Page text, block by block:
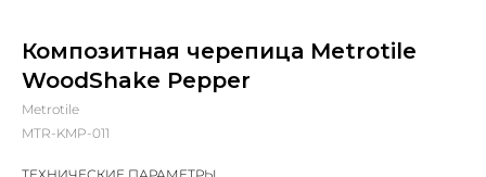
Композитная черепица Metrotile
WoodShake Pepper
Metrotile
MTR-KMP-011